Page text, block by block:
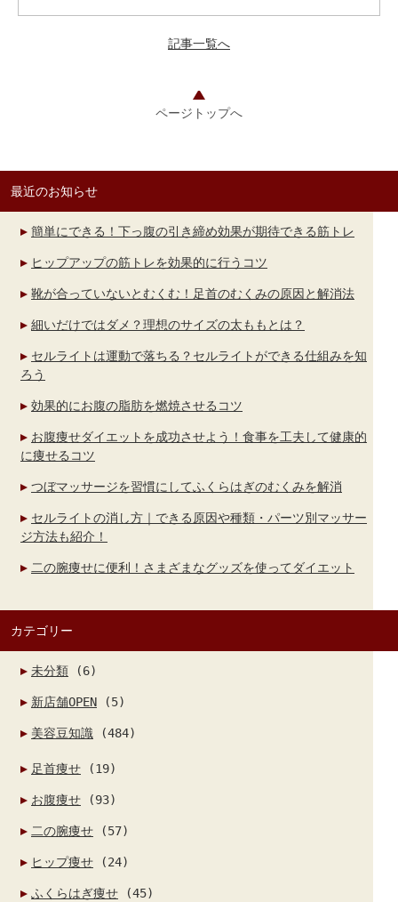
最近のお知らせ
簡単にできる！下っ腹の引き締め効果が期待できる筋トレ
ヒップアップの筋トレを効果的に行うコツ
靴が合っていないとむくむ！足首のむくみの原因と解消法
細いだけではダメ？理想のサイズの太ももとは？
セルライトは運動で落ちる？セルライトができる仕組みを知
ろう
効果的にお腹の脂肪を燃焼させるコツ
お腹痩せダイエットを成功させよう！食事を工夫して健康的
に痩せるコツ
つぼマッサージを習慣にしてふくらはぎのむくみを解消
セルライトの消し方｜できる原因や種類・パーツ別マッサー
ジ方法も紹介！
二の腕痩せに便利！さまざまなグッズを使ってダイエット
カテゴリー
未分類 (6)
新店舗OPEN (5)
美容豆知識 (484)
足首痩せ (19)
お腹痩せ (93)
二の腕痩せ (57)
ヒップ痩せ (24)
ふくらはぎ痩せ (45)
記事一覧へ
ページトップへ